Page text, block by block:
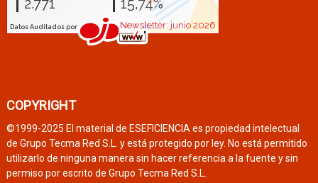
COPYRIGHT
©1999-2025 El material de ESEFICIENCIA es propiedad intelectual
de Grupo Tecma Red S.L. y está protegido por ley. No está permitido
utilizarlo de ninguna manera sin hacer referencia a la fuente y sin
permiso por escrito de Grupo Tecma Red S.L.